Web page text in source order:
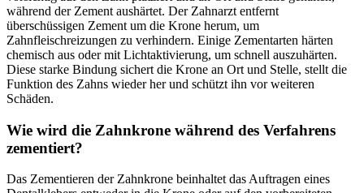
während der Zement aushärtet. Der Zahnarzt entfernt
überschüssigen Zement um die Krone herum, um
Zahnfleischreizungen zu verhindern. Einige Zementarten härten
chemisch aus oder mit Lichtaktivierung, um schnell auszuhärten.
Diese starke Bindung sichert die Krone an Ort und Stelle, stellt die
Funktion des Zahns wieder her und schützt ihn vor weiteren
Schäden.
Wie wird die Zahnkrone während des Verfahrens
zementiert?
Das Zementieren der Zahnkrone beinhaltet das Auftragen eines